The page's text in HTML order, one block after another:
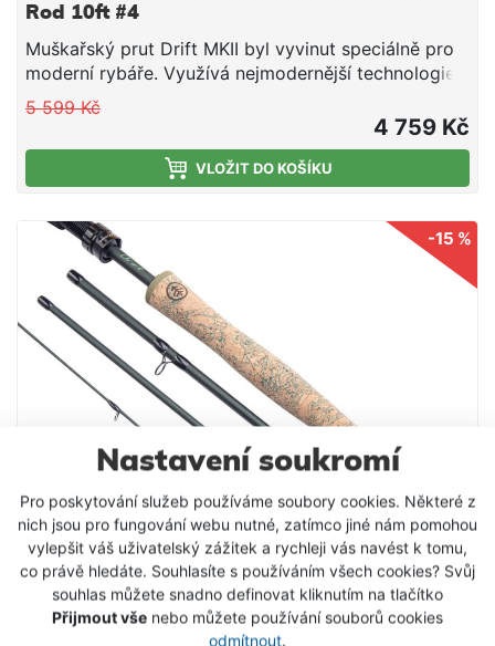
Nastavení soukromí
Pro poskytování služeb používáme soubory cookies. Některé z
nich jsou pro fungování webu nutné, zatímco jiné nám pomohou
vylepšit váš uživatelský zážitek a rychleji vás navést k tomu,
co právě hledáte. Souhlasíte s používáním všech cookies? Svůj
souhlas můžete snadno definovat kliknutím na tlačítko
Přijmout vše nebo můžete používání souborů cookies
odmítnout.
Rod 10ft #4
Muškařský prut Drift MKII byl vyvinut speciálně pro
moderní rybáře. Využívá nejmodernější technologie s
použitím vysokého stupně multi-modulovaného
uhlíkového materiálu, je neuvěřitelně lehký a lze si
vybrat hned z několika modelů dle konkrétních
5 599 Kč
4 759 Kč
VLOŽIT DO KOŠÍKU
-15 %
Wychwood muškařský prut Drift MKII Fly